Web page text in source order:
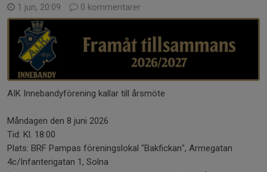
1 jun, 20:09 0 kommentarer
AIK Innebandyförening kallar till årsmöte
Måndagen den 8 juni 2026
Tid: Kl. 18:00
Plats: BRF Pampas föreningslokal "Bakfickan", Armegatan
4c/Infanterigatan 1, Solna